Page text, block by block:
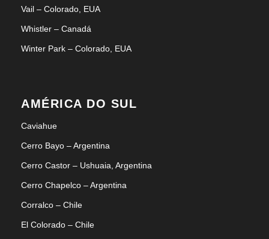
Vail – Colorado, EUA
Whistler – Canadá
Winter Park – Colorado, EUA
AMÉRICA DO SUL
Caviahue
Cerro Bayo – Argentina
Cerro Castor – Ushuaia, Argentina
Cerro Chapelco – Argentina
Corralco – Chile
El Colorado – Chile